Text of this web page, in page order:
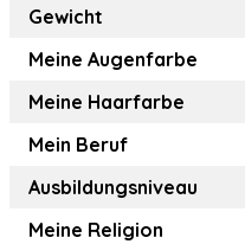
Gewicht
Meine Augenfarbe
Meine Haarfarbe
Mein Beruf
Ausbildungsniveau
Meine Religion